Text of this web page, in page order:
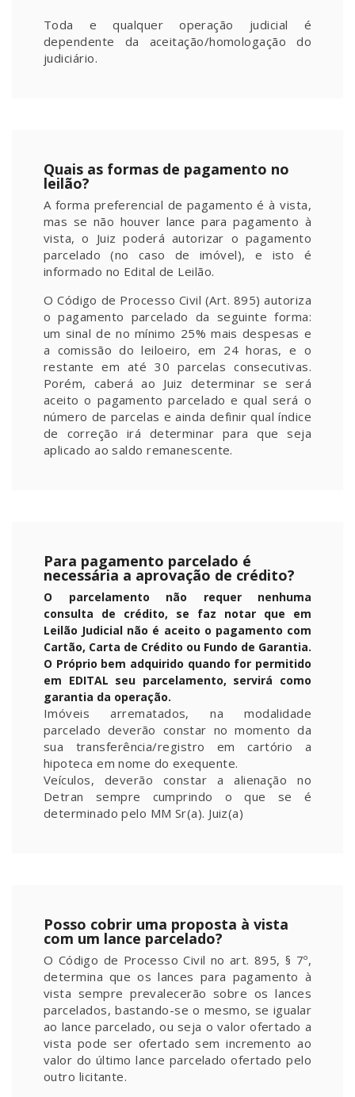
Toda e qualquer operação judicial é
dependente da aceitação/homologação do
judiciário.
Quais as formas de pagamento no
leilão?
A forma preferencial de pagamento é à vista,
mas se não houver lance para pagamento à
vista, o Juiz poderá autorizar o pagamento
parcelado (no caso de imóvel), e isto é
informado no Edital de Leilão.
O Código de Processo Civil (Art. 895) autoriza
o pagamento parcelado da seguinte forma:
um sinal de no mínimo 25% mais despesas e
a comissão do leiloeiro, em 24 horas, e o
restante em até 30 parcelas consecutivas.
Porém, caberá ao Juiz determinar se será
aceito o pagamento parcelado e qual será o
número de parcelas e ainda definir qual índice
de correção irá determinar para que seja
aplicado ao saldo remanescente.
Para pagamento parcelado é
necessária a aprovação de crédito?
O parcelamento não requer nenhuma
consulta de crédito, se faz notar que em
Leilão Judicial não é aceito o pagamento com
Cartão, Carta de Crédito ou Fundo de Garantia.
O Próprio bem adquirido quando for permitido
em EDITAL seu parcelamento, servirá como
garantia da operação.
Imóveis arrematados, na modalidade
parcelado deverão constar no momento da
sua transferência/registro em cartório a
hipoteca em nome do exequente.
Veículos, deverão constar a alienação no
Detran sempre cumprindo o que se é
determinado pelo MM Sr(a). Juiz(a)
Posso cobrir uma proposta à vista
com um lance parcelado?
O Código de Processo Civil no art. 895, § 7º,
determina que os lances para pagamento à
vista sempre prevalecerão sobre os lances
parcelados, bastando-se o mesmo, se igualar
ao lance parcelado, ou seja o valor ofertado a
vista pode ser ofertado sem incremento ao
valor do último lance parcelado ofertado pelo
outro licitante.